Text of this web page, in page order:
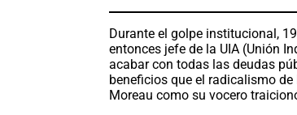
Durante el golpe institucional,
entonces jefe de la UIA (Unión
acabar con todas las deudas
beneficios que el radicalismo
Moreau como su vocero